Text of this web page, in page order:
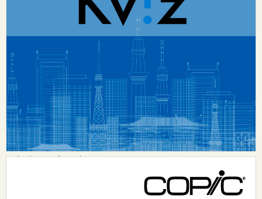
HOME
ABOUT
（design surf onlineについて）
カテゴリ
レポート
インタビュー
design surf seminar